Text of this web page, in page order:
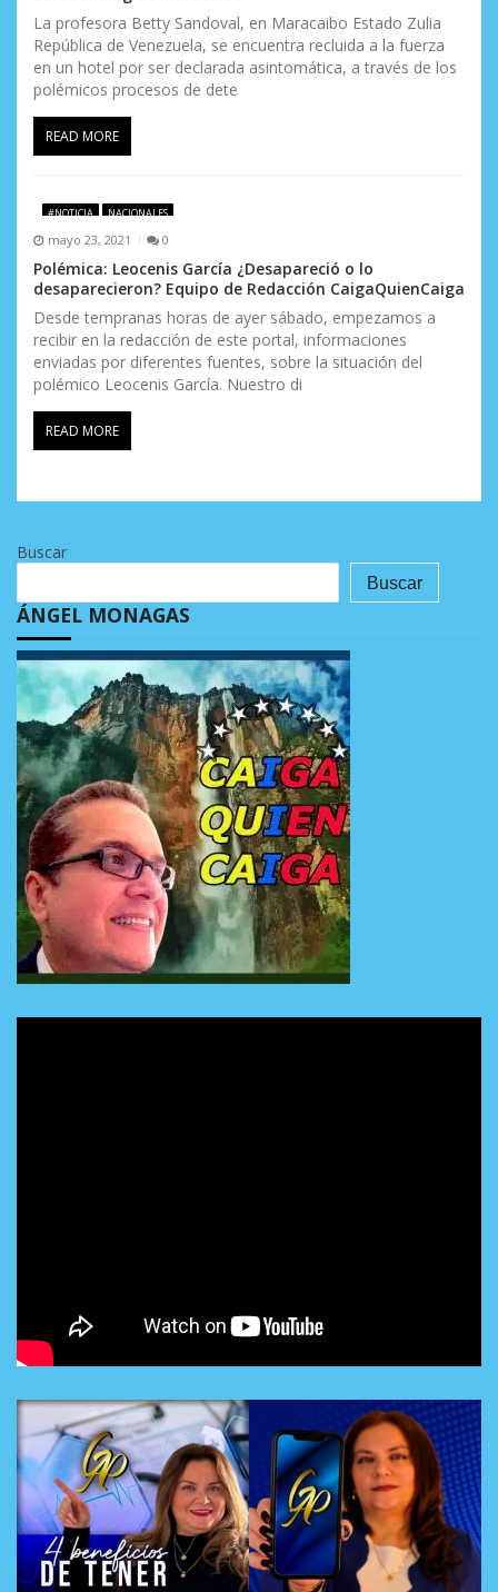
La profesora Betty Sandoval, en Maracaibo Estado Zulia
República de Venezuela, se encuentra recluida a la fuerza
en un hotel por ser declarada asintomática, a través de los
polémicos procesos de dete
READ MORE
#NOTICIA NACIONALES
mayo 23, 2021 0
Polémica: Leocenis García ¿Desapareció o lo
desaparecieron? Equipo de Redacción CaigaQuienCaiga
Desde tempranas horas de ayer sábado, empezamos a
recibir en la redacción de este portal, informaciones
enviadas por diferentes fuentes, sobre la situación del
polémico Leocenis García. Nuestro di
READ MORE
Buscar
Buscar
ÁNGEL MONAGAS